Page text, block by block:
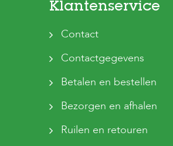
Klantenservice
Contact
Contactgegevens
Betalen en bestellen
Bezorgen en afhalen
Ruilen en retouren